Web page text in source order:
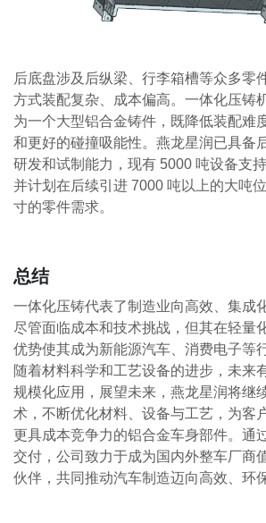
后底盘涉及后纵梁、行李箱槽等众多零
方式装配复杂、成本偏高。一体化压铸
为一个大型铝合金铸件，既降低装配难
和更好的碰撞吸能性。燕龙星润已具备
研发和试制能力，现有 5000 吨设备支
并计划在后续引进 7000 吨以上的大吨
寸的零件需求。
总结
一体化压铸代表了制造业向高效、集成
尽管面临成本和技术挑战，但其在轻量
优势使其成为新能源汽车、消费电子等
随着材料科学和工艺设备的进步，未来
规模化应用，展望未来，燕龙星润将继
术，不断优化材料、设备与工艺，为客
更具成本竞争力的铝合金车身部件。通
交付，公司致力于成为国内外整车厂商
伙伴，共同推动汽车制造迈向高效、环